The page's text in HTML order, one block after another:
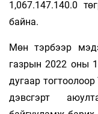
1,067.147.140.0
байна.
Мөн тэрбээр
газрын 2022 оны
дугаар
дэвсгэрт